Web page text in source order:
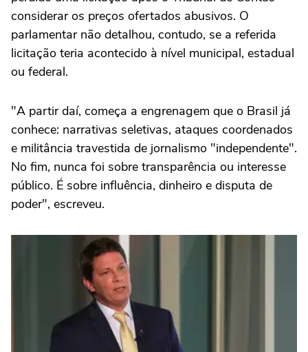
considerar os preços ofertados abusivos. O
parlamentar não detalhou, contudo, se a referida
licitação teria acontecido à nível municipal, estadual
ou federal.
"A partir daí, começa a engrenagem que o Brasil já
conhece: narrativas seletivas, ataques coordenados
e militância travestida de jornalismo "independente".
No fim, nunca foi sobre transparência ou interesse
público. É sobre influência, dinheiro e disputa de
poder", escreveu.